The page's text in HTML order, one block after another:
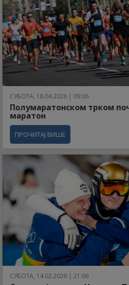
СУБОТА, 18.04.2026 | 09:06
Полумаратонском трком
маратон
ПРОЧИТАЈ ВИШЕ
СУБОТА, 14.02.2026 | 21:06